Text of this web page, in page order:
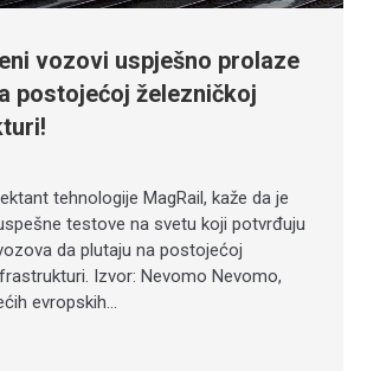
vozovi uspješno prolaze
postojećoj železničkoj
tehnologije MagRail, kaže da je
testove na svetu koji potvrđuju
da plutaju na postojećoj
Izvor: Nevomo Nevomo,
evropskih…